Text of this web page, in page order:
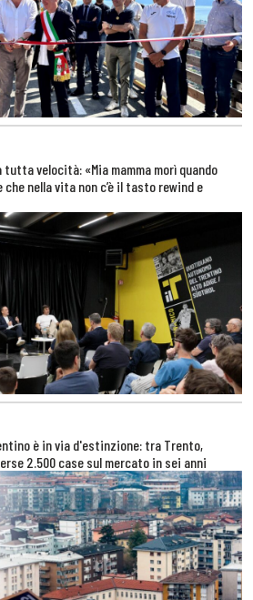
velocità: «Mia mamma morì quando
che nella vita non c’è il tasto rewind e
è in via d'estinzione: tra Trento,
2.500 case sul mercato in sei anni